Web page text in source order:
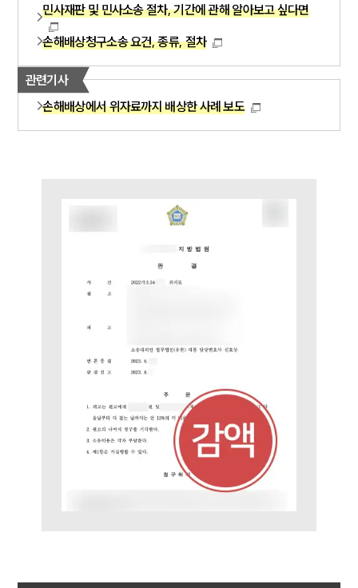
그룹소개
그룹소개
대륜의 강점
통합검색
업무사례
주요 업무사례
사례분석/최신동향
법률정보
법률지식인
민사재판 및 민사소송 절차, 기간에 관해 알아보고 싶다면
손해배상청구소송 요건, 종류, 절차
관련기사
손해배상에서 위자료까지 배상한 사례 보도